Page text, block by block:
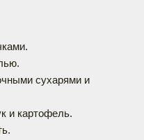
сухарями и
и картофель.